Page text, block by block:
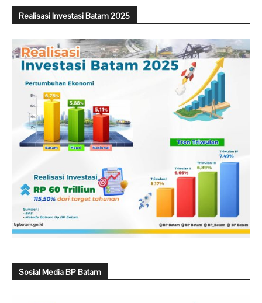
Realisasi Investasi Batam 2025
Sosial Media BP Batam